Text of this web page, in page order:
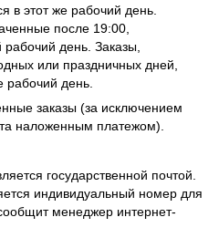
в этот же рабочий день.
после 19:00,
день. Заказы,
или праздничных дней,
день.
заказы (за исключением
наложенным платежом).
государственной почтой.
индивидуальный номер для
менеджер интернет-